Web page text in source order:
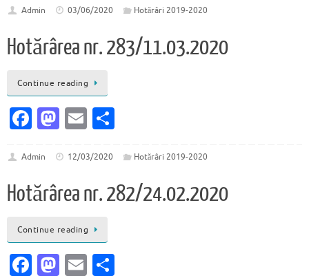
e
b
o
o
k
to
d
o
n
ai
l
ta
je
az
Admin 03/06/2020 Hotărâri 2019-2020
Hotărârea nr. 283/11.03.2020
Continue reading
Fa
e
b
o
o
k
M
to
d
o
n
E
ai
l
ta
je
az
Admin 12/03/2020 Hotărâri 2019-2020
Hotărârea nr. 282/24.02.2020
Continue reading
Fa M E